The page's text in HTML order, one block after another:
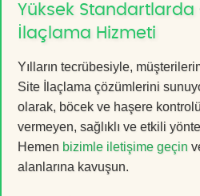
Yüksek Standartlarda
İlaçlama Hizmeti
Yılların tecrübesiyle,
Site İlaçlama çözümlerini
olarak, böcek ve haşere
vermeyen, sağlıklı ve etkili
Hemen bizimle iletişime geçin
alanlarına kavuşun.